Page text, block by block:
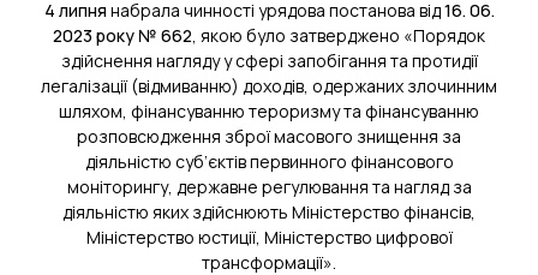
4 липня набрала чинності урядова постанова від16. 06.
2023 року № 662 , якою було затверджено «Порядок
здійснення нагляду у сфері запобігання та протидії
легалізації (відмиванню) доходів, одержаних злочинним
шляхом, фінансуванню тероризму та фінансуванню
розповсюдження зброї масового знищення за
діяльністю суб’єктів первинного фінансового
моніторингу, державне регулювання та нагляд за
діяльністю яких здійснюють Міністерство фінансів,
Міністерство юстиції, Міністерство цифрової
трансформації».